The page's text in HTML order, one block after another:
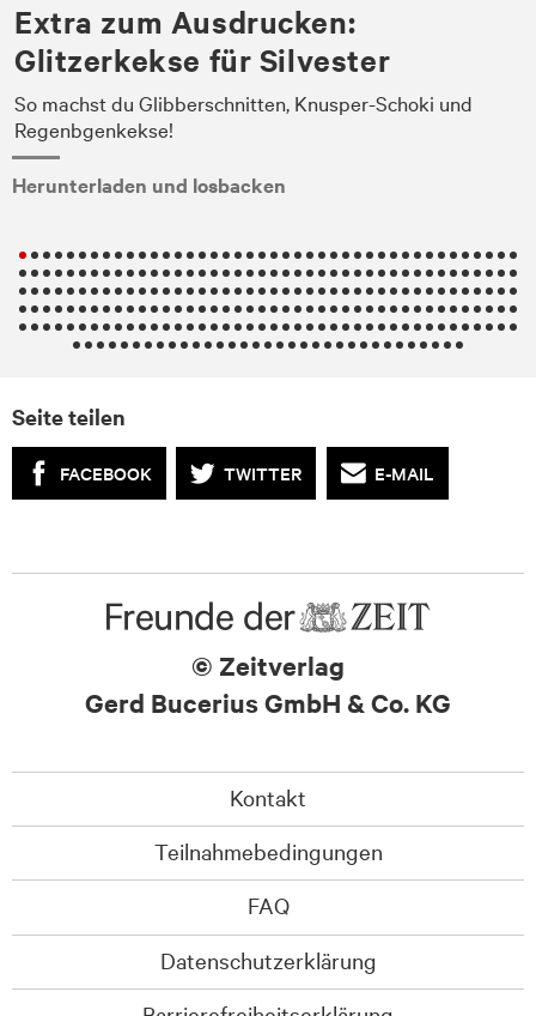
Extra zum Ausdrucken:
Glitzerkekse für Silvester
So machst du Glibberschnitten, Knusper-Schoki und
Regenbgenkekse!
Herunterladen und losbacken
Seite teilen
FACEBOOK TWITTER E-MAIL
© Zeitverlag
Gerd Bucerius GmbH & Co. KG
Kontakt
Teilnahmebedingungen
FAQ
Datenschutzerklärung